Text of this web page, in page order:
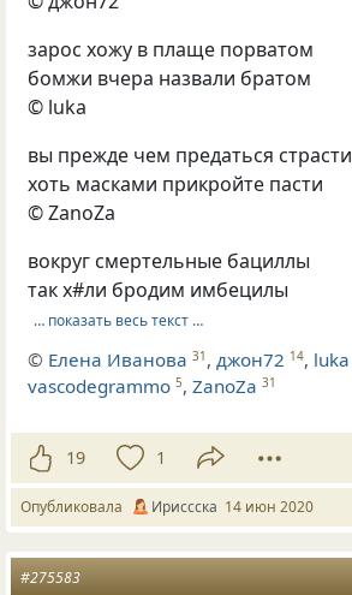
зарос хожу в плаще порватом
бомжи вчера назвали братом
© luka
вы прежде чем предаться страсти
хоть масками прикройте пасти
© ZanoZa
вокруг смертельные бациллы
так х#ли бродим имбецилы
… показать весь текст …
© Елена Иванова 31 ,джон72 14, luka
vascodegrammo 5,ZanoZa 31
19 1
Опубликовала Ириссска 14 июн 2020
#275583